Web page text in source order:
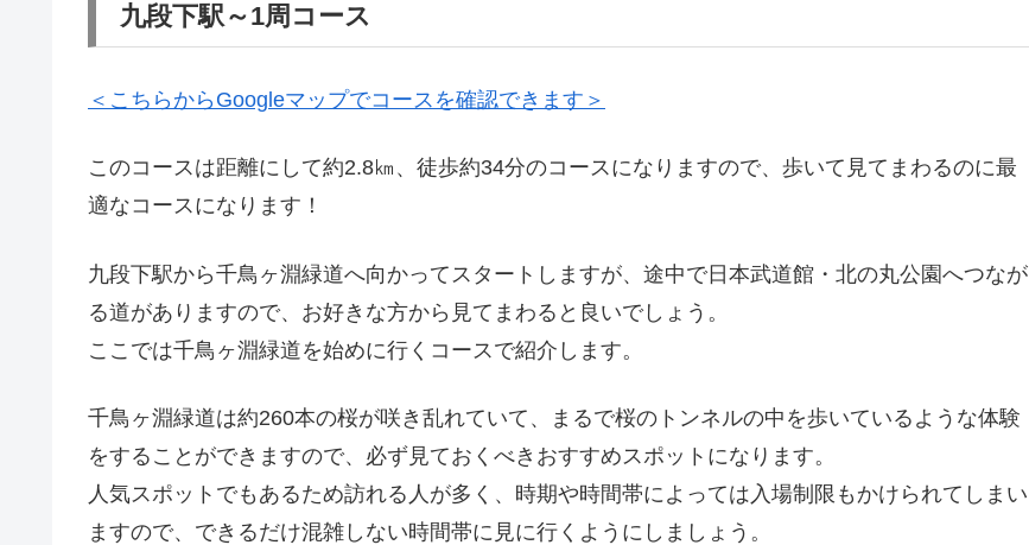
九段下駅～1周コース
＜こちらからGoogleマップでコースを確認できます＞
このコースは距離にして約2.8㎞、徒歩約34分のコースになりますので、歩いて見てまわるのに最
適なコースになります！
九段下駅から千鳥ヶ淵緑道へ向かってスタートしますが、途中で日本武道館・北の丸公園へつなが
る道がありますので、お好きな方から見てまわると良いでしょう。
ここでは千鳥ヶ淵緑道を始めに行くコースで紹介します。
千鳥ヶ淵緑道は約260本の桜が咲き乱れていて、まるで桜のトンネルの中を歩いているような体験
をすることができますので、必ず見ておくべきおすすめスポットになります。
人気スポットでもあるため訪れる人が多く、時期や時間帯によっては入場制限もかけられてしまい
ますので、できるだけ混雑しない時間帯に見に行くようにしましょう。